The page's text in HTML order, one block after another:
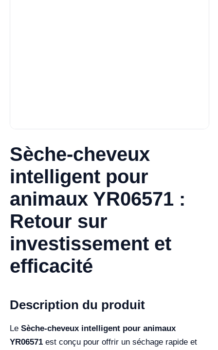
Sèche-cheveux
intelligent pour
animaux YR06571 :
Retour sur
investissement et
efficacité
Description du produit
Le Sèche-cheveux intelligent pour animaux
YR06571 est conçu pour offrir un séchage rapide et